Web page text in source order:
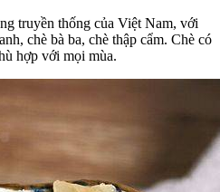
truyền thống của Việt Nam, với
chè bà ba, chè thập cẩm. Chè có
hợp với mọi mùa.